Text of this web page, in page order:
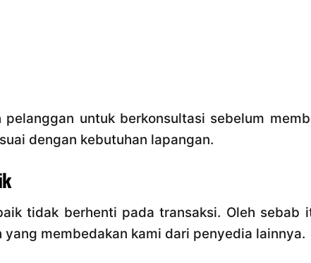
untuk berkonsultasi sebelum
dengan kebutuhan lapangan.
tidak berhenti pada transaksi. Oleh sebab
membedakan kami dari penyedia lainnya.